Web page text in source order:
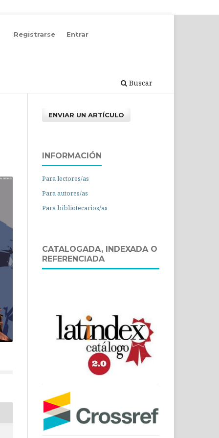
Buscar
Registrarse Entrar
ENVIAR UN ARTÍCULO
INFORMACIÓN
Para lectores/as
Para autores/as
Para bibliotecarios/as
CATALOGADA, INDEXADA O
REFERENCIADA